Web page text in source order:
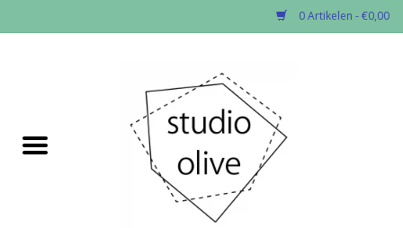
0 Artikelen - €0,00
✂︎Nieuw